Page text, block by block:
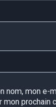
nom, mon e-
mon prochain